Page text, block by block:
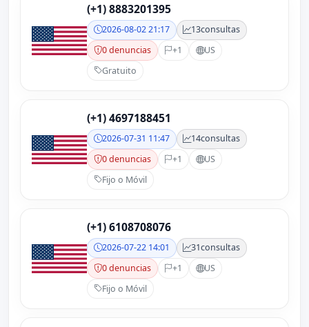
(+1) 8883201395
2026-08-02 21:17 13consultas
0 denuncias
+1
US
Gratuito
(+1) 4697188451
2026-07-31 11:47 14consultas
0 denuncias
+1
US
Fijo o Móvil
(+1) 6108708076
2026-07-22 14:01 31consultas
0 denuncias
+1
US
Fijo o Móvil